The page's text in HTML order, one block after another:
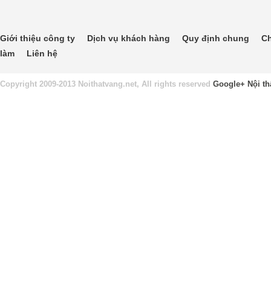
Giới thiệu công ty Dịch vụ khách hàng Quy định chung
làm
Liên hệ
Copyright 2009-2013 Noithatvang.net, All rights reserved Google+ Nội